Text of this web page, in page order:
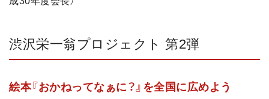
渋沢栄一翁プロジェクト 第2弾
絵本『おかねってなぁに？』を全国に広めよう